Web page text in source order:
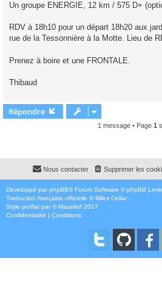
Un groupe ENERGIE, 12 km / 575 D+
RDV à 18h10 pour un départ 18h20 aux
rue de la Tessonnière à la Motte. Lieu de
Prenez à boire et une FRONTALE.
Thibaud
Répondre
1 message • Page 1
Supprimer les
Nous contacter
Développé par phpBB® Forum Software © phpBB
Traduction française officielle ©Miles Cellar
Style proflat par ©Mazeltof 2017
Confidentialité | Conditions